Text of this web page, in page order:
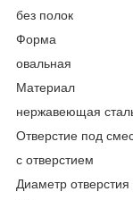
без полок
Форма
овальная
Материал
нержавеющая
Отверстие под
с отверстием
Диаметр